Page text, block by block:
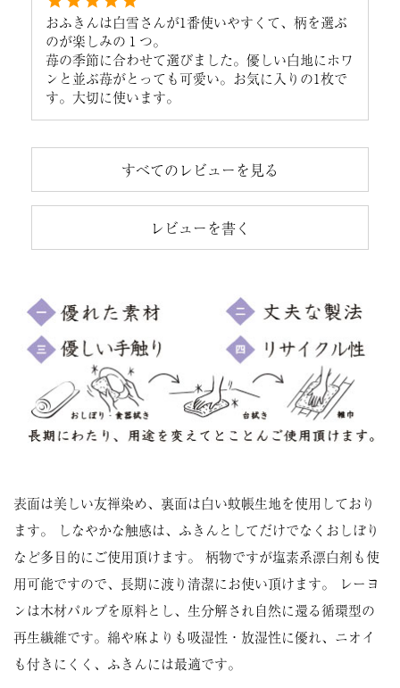
おふきんは白雪さんが1番使いやすくて、柄を選ぶ
のが楽しみの１つ。
苺の季節に合わせて選びました。優しい白地にホワ
ンと並ぶ苺がとっても可愛い。お気に入りの1枚で
す。大切に使います。
すべてのレビューを見る
レビューを書く
表面は美しい友禅染め、裏面は白い蚊帳生地を使用しており
ます。 しなやかな触感は、ふきんとしてだけでなくおしぼり
など多目的にご使用頂けます。 柄物ですが塩素系漂白剤も使
用可能ですので、長期に渡り清潔にお使い頂けます。 レーヨ
ンは木材パルプを原料とし、生分解され自然に還る循環型の
再生繊維です。綿や麻よりも吸湿性・放湿性に優れ、ニオイ
も付きにくく、ふきんには最適です。